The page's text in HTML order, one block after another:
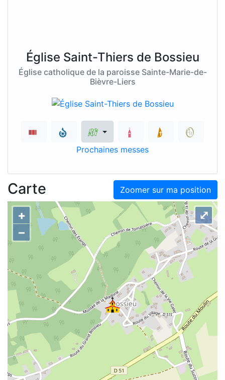
Église Saint-Thiers de Bossieu
Église catholique de la paroisse Sainte-Marie-de-
Bièvre-Liers
Prochaines messes
Zoomer sur ma position
Carte
+
–
⤢